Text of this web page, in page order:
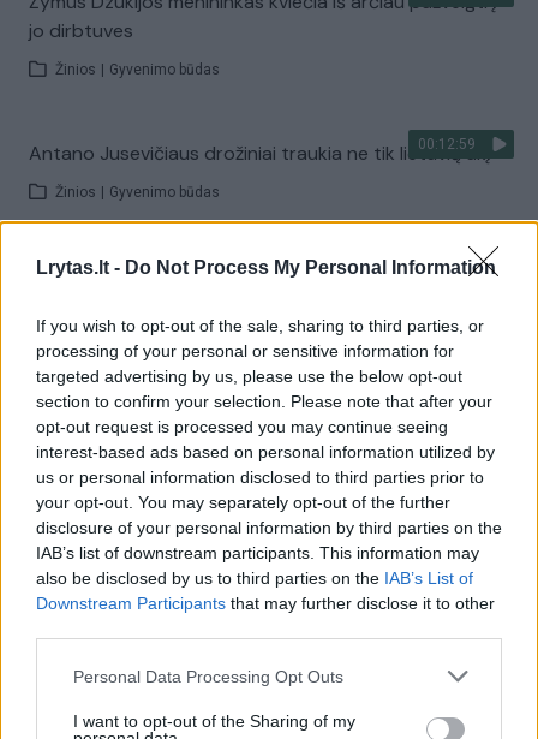
Lrytas.lt - Do Not Process My Personal Information
If you wish to opt-out of the sale, sharing to third parties, or
processing of your personal or sensitive information for
targeted advertising by us, please use the below opt-out
section to confirm your selection. Please note that after your
opt-out request is processed you may continue seeing
interest-based ads based on personal information utilized by
us or personal information disclosed to third parties prior to
your opt-out. You may separately opt-out of the further
disclosure of your personal information by third parties on the
IAB’s list of downstream participants. This information may
also be disclosed by us to third parties on the IAB’s List of
Downstream Participants that may further disclose it to other
Personal Data Processing Opt Outs
I want to opt-out of the Sharing of my
jo dirbtuves
Žinios Gyvenimo būdas
00:12:59
Antano Jusevičiaus drožiniai traukia ne tik lietuvių akį
Žinios Gyvenimo būdas
00:08:35
Pirštus apsilaižysite: šiuos lietuviškus patiekalus
Gyvenimo būdas
00:11:47
Nustebsite: lietuviškų kostiumų grožis, pritaikytas ir
moderniam pasauliui
Žinios Gyvenimo būdas
00:12:33
Lietuvė savo rankomis kuria nuostabaus grožio baroko
sukneles
00:09:52
Sužinokite, kas yra vientisa pasaulėžiūra